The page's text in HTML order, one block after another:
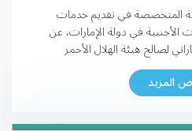
المتخصصة في تقديم خدمات
الأجنبية في دولة الإمارات، عن
لصالح هيئة الهلال الأحمر
التي تبذلها الهيئة لمكافحة
19 المستجد. وسيخصص هذا المبلغ لدعم
الذي أطلقته هيئة الهلال الأحمر
المزيد